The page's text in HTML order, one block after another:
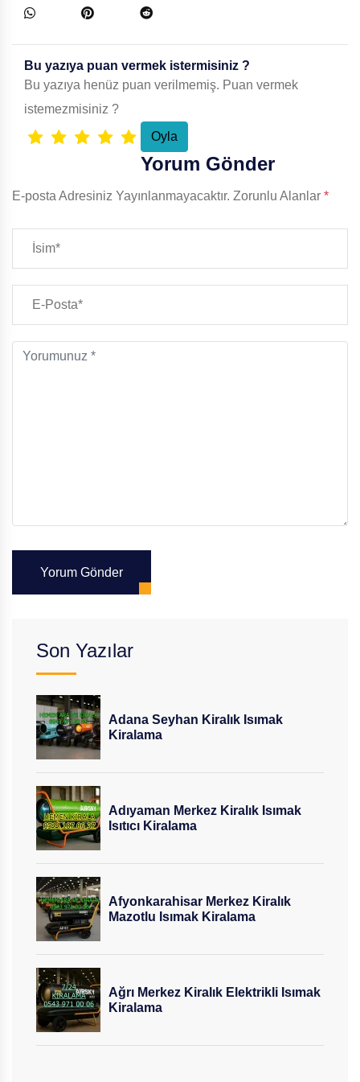
Bu yazıya puan vermek istermisiniz ?
Bu yazıya henüz puan verilmemiş. Puan vermek
istemezmisiniz ?
Yorum Gönder
E-posta Adresiniz Yayınlanmayacaktır. Zorunlu Alanlar *
Yorum Gönder
Son Yazılar
Adana Seyhan Kiralık Isımak
Kiralama
Adıyaman Merkez Kiralık Isımak
Isıtıcı Kiralama
Afyonkarahisar Merkez Kiralık
Mazotlu Isımak Kiralama
Ağrı Merkez Kiralık Elektrikli Isımak
Kiralama